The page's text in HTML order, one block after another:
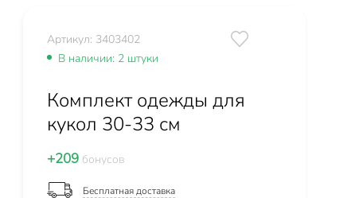
Артикул: 3403402
В наличии: 2 штуки
Комплект одежды для
кукол 30-33 см
+209бонусов
Бесплатная доставка